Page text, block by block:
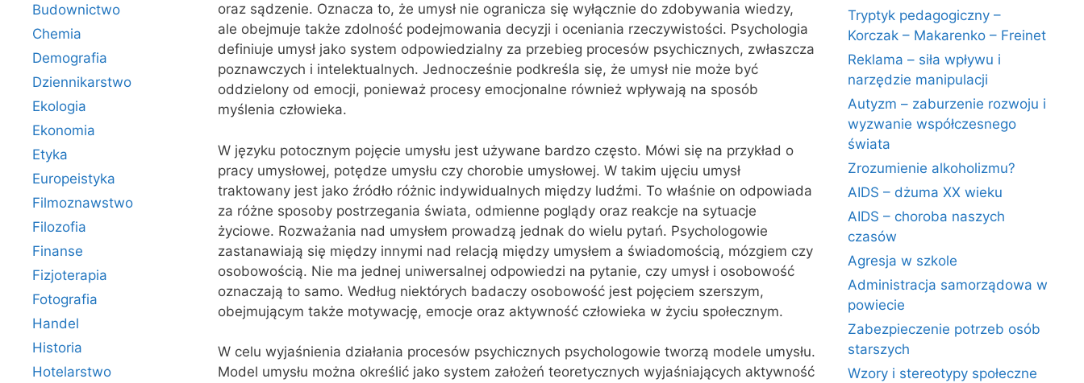
oraz sądzenie. Oznacza to, że umysł nie ogranicza się wyłącznie do zdobywania wiedzy,
ale obejmuje także zdolność podejmowania decyzji i oceniania rzeczywistości. Psychologia
definiuje umysł jako system odpowiedzialny za przebieg procesów psychicznych, zwłaszcza
poznawczych i intelektualnych. Jednocześnie podkreśla się, że umysł nie może być
oddzielony od emocji, ponieważ procesy emocjonalne również wpływają na sposób
myślenia człowieka.
W języku potocznym pojęcie umysłu jest używane bardzo często. Mówi się na przykład o
pracy umysłowej, potędze umysłu czy chorobie umysłowej. W takim ujęciu umysł
traktowany jest jako źródło różnic indywidualnych między ludźmi. To właśnie on odpowiada
za różne sposoby postrzegania świata, odmienne poglądy oraz reakcje na sytuacje
życiowe. Rozważania nad umysłem prowadzą jednak do wielu pytań. Psychologowie
zastanawiają się między innymi nad relacją między umysłem a świadomością, mózgiem czy
osobowością. Nie ma jednej uniwersalnej odpowiedzi na pytanie, czy umysł i osobowość
oznaczają to samo. Według niektórych badaczy osobowość jest pojęciem szerszym,
obejmującym także motywację, emocje oraz aktywność człowieka w życiu społecznym.
W celu wyjaśnienia działania procesów psychicznych psychologowie tworzą modele umysłu.
Model umysłu można określić jako system założeń teoretycznych wyjaśniających aktywność
Budownictwo
Chemia
Demografia
Dziennikarstwo
Ekologia
Ekonomia
Etyka
Europeistyka
Filmoznawstwo
Filozofia
Finanse
Fizjoterapia
Fotografia
Handel
Historia
Hotelarstwo
Tryptyk pedagogiczny –
Korczak – Makarenko – Freinet
Reklama – siła wpływu i
narzędzie manipulacji
Autyzm – zaburzenie rozwoju i
wyzwanie współczesnego
świata
Zrozumienie alkoholizmu?
AIDS – dżuma XX wieku
AIDS – choroba naszych
czasów
Agresja w szkole
Administracja samorządowa w
powiecie
Zabezpieczenie potrzeb osób
starszych
Wzory i stereotypy społeczne